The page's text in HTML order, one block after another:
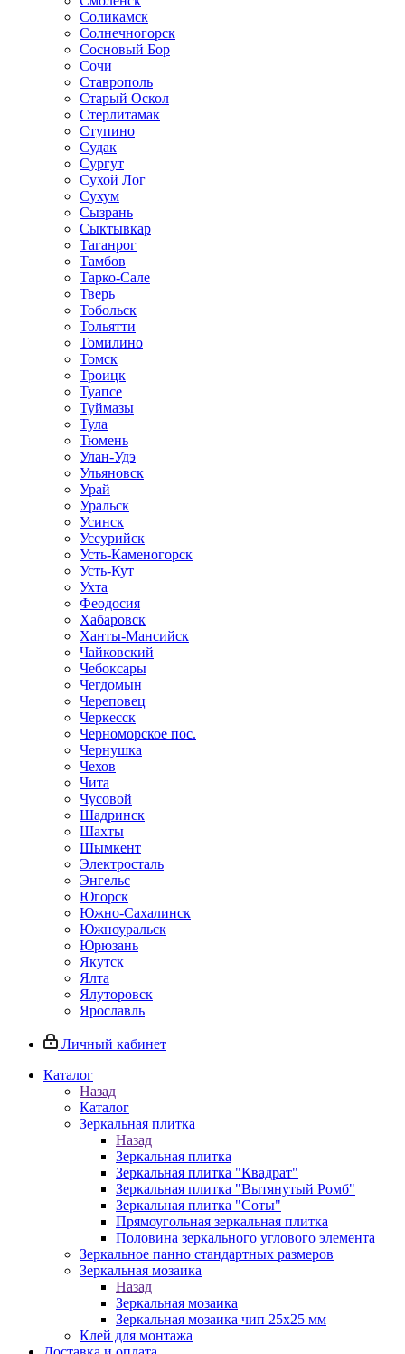
Соликамск
Солнечногорск
Сосновый Бор
Сочи
Ставрополь
Старый Оскол
Стерлитамак
Ступино
Судак
Сургут
Сухой Лог
Сухум
Сызрань
Сыктывкар
Таганрог
Тамбов
Тарко-Сале
Тверь
Тобольск
Тольятти
Томилино
Томск
Троицк
Туапсе
Туймазы
Тула
Тюмень
Улан-Удэ
Ульяновск
Урай
Уральск
Усинск
Уссурийск
Усть-Каменогорск
Усть-Кут
Ухта
Феодосия
Хабаровск
Ханты-Мансийск
Чайковский
Чебоксары
Чегдомын
Череповец
Черкесск
Черноморское пос.
Чернушка
Чехов
Чита
Чусовой
Шадринск
Шахты
Шымкент
Электросталь
Энгельс
Югорск
Южно-Сахалинск
Южноуральск
Юрюзань
Якутск
Ялта
Ялуторовск
Ярославль
Личный кабинет
Каталог
Назад
Каталог
Зеркальная плитка
Назад
Зеркальная плитка
Зеркальная плитка "Квадрат"
Зеркальная плитка "Вытянутый Ромб"
Зеркальная плитка "Соты"
Прямоугольная зеркальная плитка
Половина зеркального углового элемента
Зеркальное панно стандартных размеров
Зеркальная мозаика
Назад
Зеркальная мозаика
Зеркальная мозаика чип 25х25 мм
Клей для монтажа